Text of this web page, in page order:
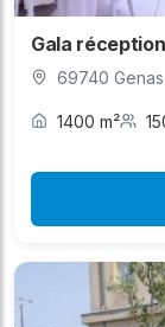
Gala
69740 Genas
1400 m²